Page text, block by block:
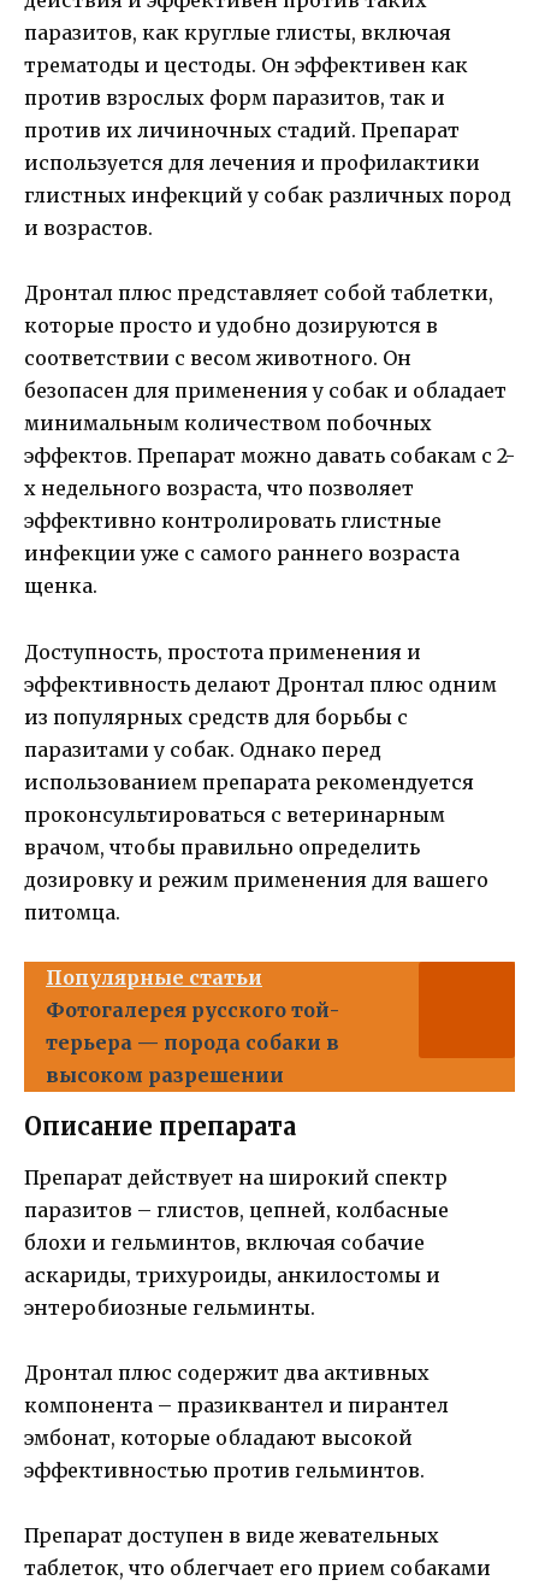
паразитов, как круглые глисты, включая
трематоды и цестоды. Он эффективен как
против взрослых форм паразитов, так и
против их личиночных стадий. Препарат
используется для лечения и профилактики
глистных инфекций у собак различных пород
и возрастов.
Дронтал плюс представляет собой таблетки,
которые просто и удобно дозируются в
соответствии с весом животного. Он
безопасен для применения у собак и обладает
минимальным количеством побочных
эффектов. Препарат можно давать собакам с 2-
х недельного возраста, что позволяет
эффективно контролировать глистные
инфекции уже с самого раннего возраста
щенка.
Доступность, простота применения и
эффективность делают Дронтал плюс одним
из популярных средств для борьбы с
паразитами у собак. Однако перед
использованием препарата рекомендуется
проконсультироваться с ветеринарным
врачом, чтобы правильно определить
дозировку и режим применения для вашего
питомца.
Популярные статьи
Фотогалерея русского той-
терьера — порода собаки в
высоком разрешении
Описание препарата
Препарат действует на широкий спектр
паразитов – глистов, цепней, колбасные
блохи и гельминтов, включая собачие
аскариды, трихуроиды, анкилостомы и
энтеробиозные гельминты.
Дронтал плюс содержит два активных
компонента – празиквантел и пирантел
эмбонат, которые обладают высокой
эффективностью против гельминтов.
Препарат доступен в виде жевательных
таблеток, что облегчает его прием собаками